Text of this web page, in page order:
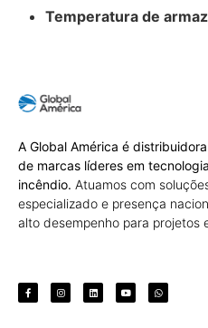
Temperatura de
A Global América é
de marcas líderes em
incêndio. Atuamos com
especializado e presença
alto desempenho para projetos